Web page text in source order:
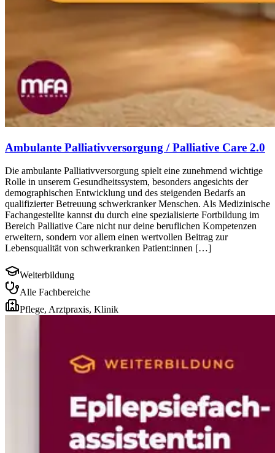
Ambulante Palliativversorgung / Palliative Care 2.0
Die ambulante Palliativversorgung spielt eine zunehmend wichtige
Rolle in unserem Gesundheitssystem, besonders angesichts der
demographischen Entwicklung und des steigenden Bedarfs an
qualifizierter Betreuung schwerkranker Menschen. Als Medizinische
Fachangestellte kannst du durch eine spezialisierte Fortbildung im
Bereich Palliative Care nicht nur deine beruflichen Kompetenzen
erweitern, sondern vor allem einen wertvollen Beitrag zur
Lebensqualität von schwerkranken Patient:innen […]
Weiterbildung
Alle Fachbereiche
Pflege, Arztpraxis, Klinik